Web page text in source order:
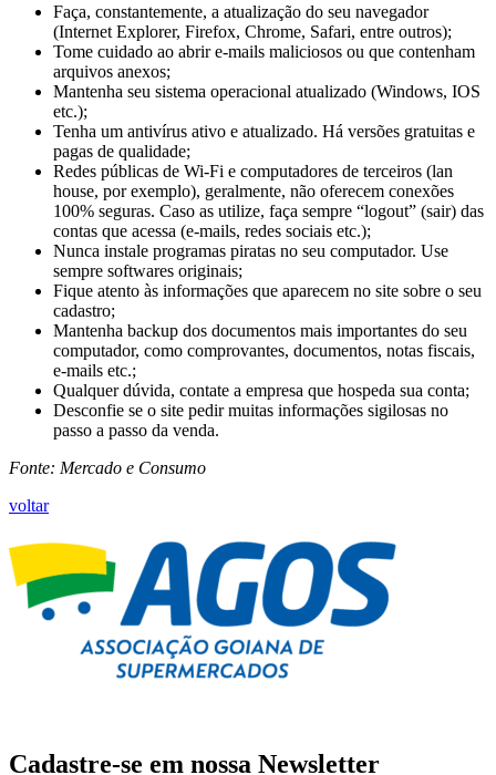
Faça, constantemente, a atualização do seu navegador
(Internet Explorer, Firefox, Chrome, Safari, entre outros);
Tome cuidado ao abrir e-mails maliciosos ou que contenham
arquivos anexos;
Mantenha seu sistema operacional atualizado (Windows, IOS
etc.);
Tenha um antivírus ativo e atualizado. Há versões gratuitas e
pagas de qualidade;
Redes públicas de Wi-Fi e computadores de terceiros (lan
house, por exemplo), geralmente, não oferecem conexões
100% seguras. Caso as utilize, faça sempre “logout” (sair) das
contas que acessa (e-mails, redes sociais etc.);
Nunca instale programas piratas no seu computador. Use
sempre softwares originais;
Fique atento às informações que aparecem no site sobre o seu
cadastro;
Mantenha backup dos documentos mais importantes do seu
computador, como comprovantes, documentos, notas fiscais,
e-mails etc.;
Qualquer dúvida, contate a empresa que hospeda sua conta;
Desconfie se o site pedir muitas informações sigilosas no
passo a passo da venda.
Fonte: Mercado e Consumo
voltar
Cadastre-se em nossa Newsletter